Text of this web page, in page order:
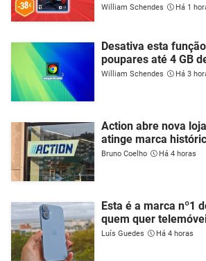
William Schendes Há 1
Desativa esta
poupares até 4 GB
William Schendes Há 3
Action abre nova
atinge marca
Bruno Coelho Há 4 horas
Esta é a marca nº1
quem quer
Luís Guedes Há 4 horas